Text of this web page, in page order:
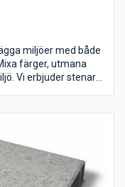
miljöer med både
färger, utmana
Vi erbjuder stenar